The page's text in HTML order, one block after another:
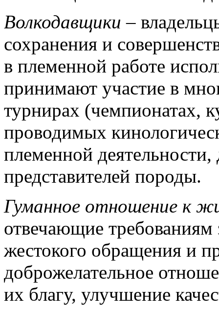
Волкодавщики –
сохранения и
в племенной работе
принимают участие в
турнирах (чемпионатах,
проводимых
племенной
представителей породы.
Гуманное отношение к
отвечающие
жестокого обращения и
доброжелательное
их благу, улучшение